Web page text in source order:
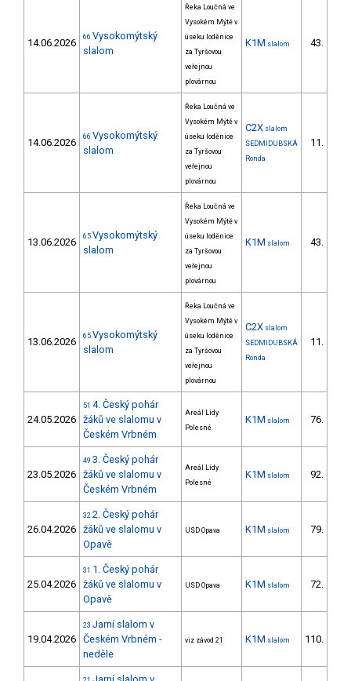
14.06.2026 66 Vysokomýtský
slalom
Řeka Loučná ve
Vysokém Mýtě v
úseku loděnice
za Tyršovou
veřejnou
plovárnou
K1M slalom 43.
14.06.2026 66 Vysokomýtský
slalom
Řeka Loučná ve
Vysokém Mýtě v
úseku loděnice
za Tyršovou
veřejnou
plovárnou
C2X slalom
SEDMIDUBSKÁ
Ronda
11.
13.06.2026 65 Vysokomýtský
slalom
Řeka Loučná ve
Vysokém Mýtě v
úseku loděnice
za Tyršovou
veřejnou
plovárnou
K1M slalom 43.
13.06.2026 65 Vysokomýtský
slalom
Řeka Loučná ve
Vysokém Mýtě v
úseku loděnice
za Tyršovou
veřejnou
plovárnou
C2X slalom
SEDMIDUBSKÁ
Ronda
11.
24.05.2026
51 4. Český pohár
žáků ve slalomu v
Českém Vrbném
Areál Lídy
Polesné
K1M slalom 76.
23.05.2026
49 3. Český pohár
žáků ve slalomu v
Českém Vrbném
Areál Lídy
Polesné
K1M slalom 92.
26.04.2026
32 2. Český pohár
žáků ve slalomu v
Opavě
USD Opava K1M slalom 79.
25.04.2026
31 1. Český pohár
žáků ve slalomu v
Opavě
USD Opava K1M slalom 72.
19.04.2026
23 Jarní slalom v
Českém Vrbném -
neděle
viz závod 21 K1M slalom 110.